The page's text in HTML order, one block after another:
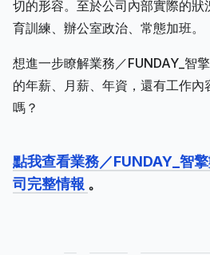
切的形容。至於公司內部實際的狀
育訓練、辦公室政治、常態加班。
想進一步瞭解業務／FUNDAY_智
的年薪、月薪、年資，還有工作
嗎？
點我查看業務／FUNDAY_智
司完整情報 。